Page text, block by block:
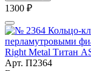
1300 ₽
Арт. П2364